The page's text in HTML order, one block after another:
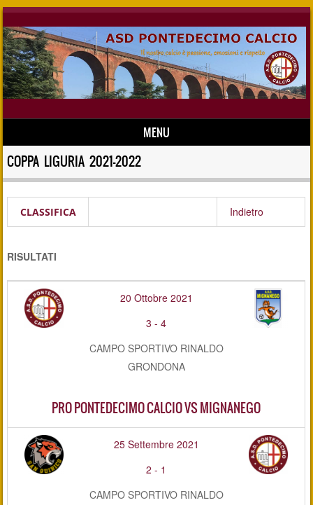
MENU
Skip to content
COPPA LIGURIA 2021-2022
CLASSIFICA Indietro
RISULTATI
20 Ottobre 2021
3 -4
CAMPO SPORTIVO RINALDO
GRONDONA
PRO PONTEDECIMO CALCIO VS MIGNANEGO
25 Settembre 2021
2 - 1
CAMPO SPORTIVO RINALDO